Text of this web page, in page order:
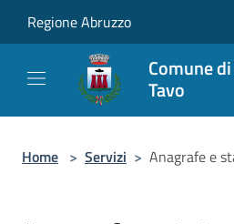
Regione Abruzzo
Comune
Tavo
Home > Servizi > Anagrafe e